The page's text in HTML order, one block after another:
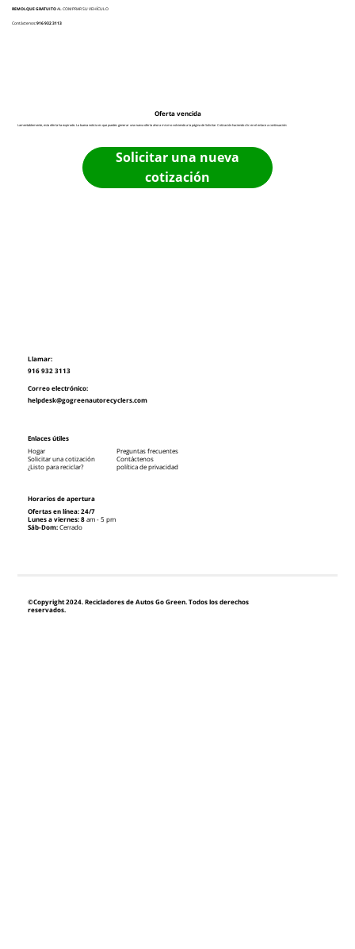
REMOLQUE GRATUITOAL COMPRAR SU VEHÍCULO
Contáctenos:916 932 3113
Oferta vencida
Lamentablemente, esta oferta ha expirado. La buena noticia es que puedes generar una nueva oferta ahora mismo volviendo a la página de Solicitar Cotización haciendo clic en el enlace a continuación:
Solicitar una nueva
cotización
©Copyright 2024. Recicladores de Autos Go Green. Todos los derechos
reservados.
Llamar:
916 932 3113
Correo electrónico:
helpdesk@gogreenautorecyclers.com
Horarios de apertura
Ofertas en línea: 24/7
Lunes a viernes: 8am - 5 pm
Sáb-Dom:Cerrado
Enlaces útiles
Hogar
Solicitar una cotización
¿Listo para reciclar?
Preguntas frecuentes
Contáctenos
política de privacidad